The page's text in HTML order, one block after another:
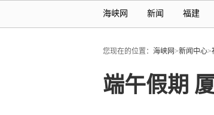
海峡网 新闻 福建
您现在的位置： 海峡网>新闻中心>
端午假期